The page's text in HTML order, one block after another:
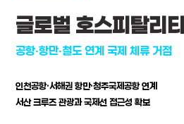
글로벌 호스피탈리티
공항·항만·철도 연계 국제 체류 거점
인천공항·서해권 항만·청주국제공항 연계
서산 크루즈 관광과 국제선 접근성 확보